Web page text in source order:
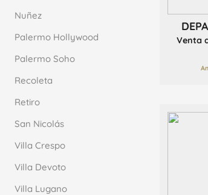
Nuñez
Palermo Hollywood
Palermo Soho
Recoleta
Retiro
San Nicolás
Villa Crespo
Villa Devoto
Villa Lugano
Venta